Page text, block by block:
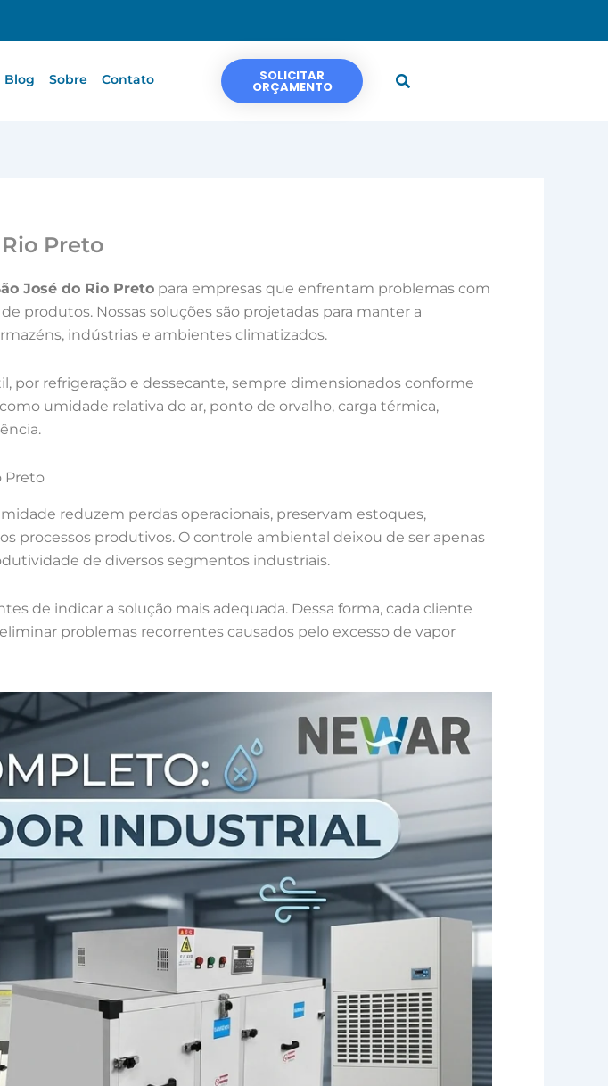
Blog Sobre Contato SOLICITAR
ORÇAMENTO
Preto
José do Rio Preto para empresas que enfrentam problemas com
produtos. Nossas soluções são projetadas para manter a
indústrias e ambientes climatizados.
por refrigeração e dessecante, sempre dimensionados conforme
umidade relativa do ar, ponto de orvalho, carga térmica,
Preto
reduzem perdas operacionais, preservam estoques,
processos produtivos. O controle ambiental deixou de ser apenas
de diversos segmentos industriais.
de indicar a solução mais adequada. Dessa forma, cada cliente
problemas recorrentes causados pelo excesso de vapor